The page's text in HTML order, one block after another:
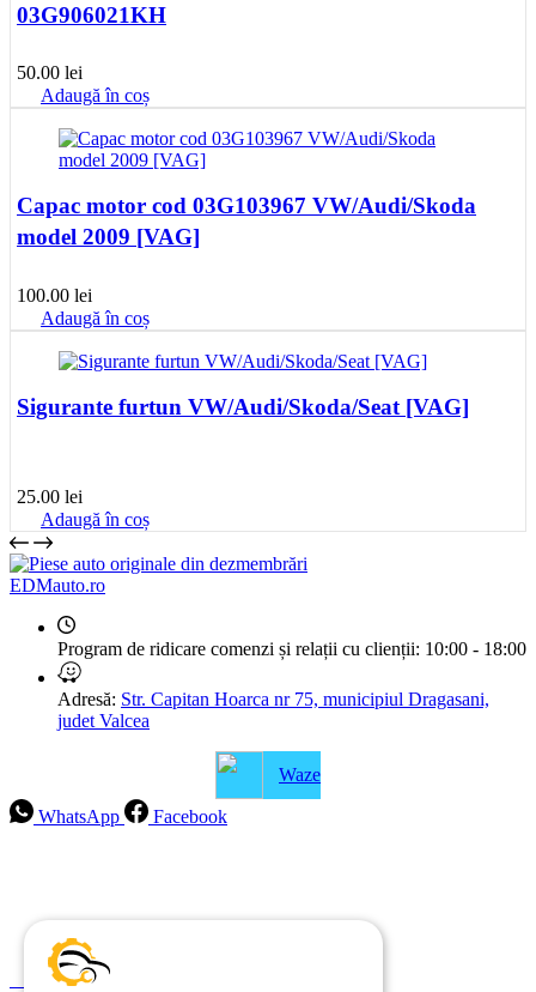
03G906021KH
50.00 lei
Adaugă în coș
Capac motor cod 03G103967 VW/Audi/Skoda
model 2009 [VAG]
100.00 lei
Adaugă în coș
Sigurante furtun VW/Audi/Skoda/Seat [VAG]
25.00 lei
Adaugă în coș
EDMauto.ro
Program de ridicare comenzi și relații cu clienții: 10:00 - 18:00
Adresă: Str. Capitan Hoarca nr 75, municipiul Dragasani,
judet Valcea
Waze
WhatsApp
Facebook
Politica de ramburs și retur
Formular de retur